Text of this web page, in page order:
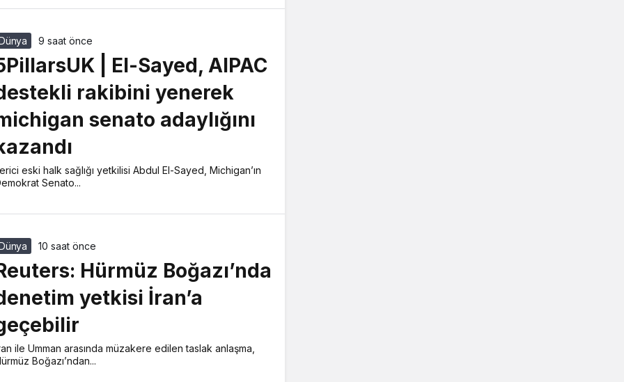
9 saat önce
| El-Sayed, AIPAC
rakibini yenerek
senato adaylığını
eski halk sağlığı yetkilisi Abdul El-Sayed, Michigan’ın
Senato...
10 saat önce
Hürmüz Boğazı’nda
yetkisi İran’a
ile Umman arasında müzakere edilen taslak anlaşma,
Boğazı’ndan...